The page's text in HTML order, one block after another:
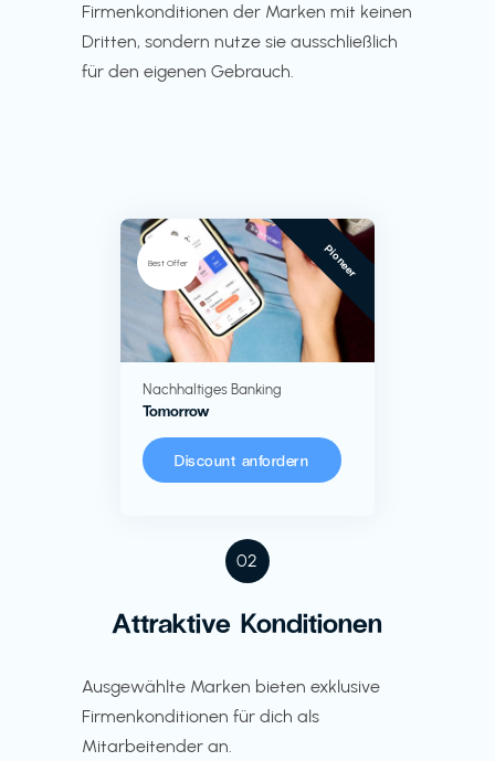
Firmenkonditionen der Marken mit keinen
Dritten, sondern nutze sie ausschließlich
für den eigenen Gebrauch.
02
Attraktive Konditionen
Ausgewählte Marken bieten exklusive
Firmenkonditionen für dich als
Mitarbeitender an.
Best Offer Pioneer
Nachhaltiges Banking
Tomorrow
Discount anfordern